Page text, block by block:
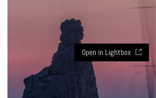
Open in Lightbox